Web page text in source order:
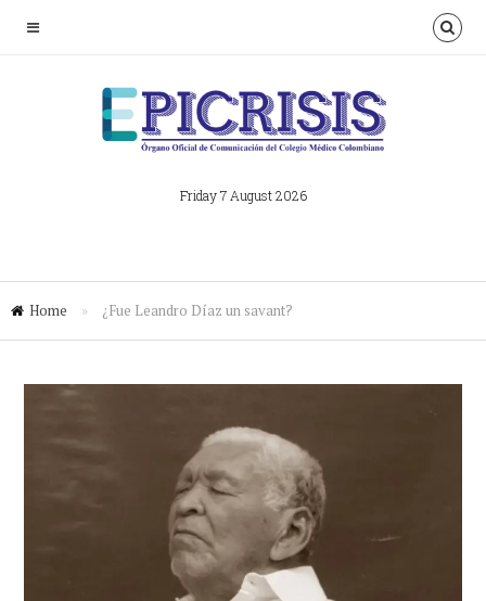
Friday 7 August 2026
Home » ¿Fue Leandro Díaz un savant?